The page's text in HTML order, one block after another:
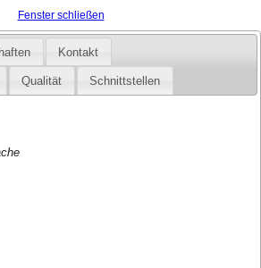
Fenster schließen
Kontakt
Qualität Schnittstellen